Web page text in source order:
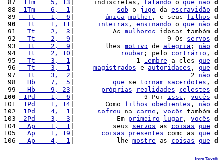
87
1Tm    5, 13 |     indiscretas, falando o que não
88
1Tm    6,  1 sob o jugo da escravidão
89
  Tt    1,  6
única mulher , e seus filhos
90
  Tt    1, 11
inteiras , ensinando o que não
91
  Tt    2,  3
|          As mulheres idosas também
92
  Tt    2,  9
|                        9 Os servos
93
  Tt    2,  9
|        lhes motivo de alegria ; não
94
  Tt    2, 10
roubar ; pelo contrário ,
95
  Tt    3,  1
|                1 Lembre a eles que
96
  Tt    3,  1
magistrados e autoridades , que
97
  Tt    3,  2
|                              2 não
98
  Hb    7,  5
que se tornam sacerdotes ,
99
  Hb    9, 23
próprias realidades celestes
100
1Pd    1,  6 |                  6 Por isso , vocês
101
1Pd    1, 14 |        Como filhos obedientes , não
102
1Pd    4,  1 sofreu na carne , vocês também
103
2Pd    3,  3 |           Em primeiro lugar , vocês
104
  Ap    1,  1
|          seus servos as coisas que
105
  Ap    1, 19
coisas presentes como as que
106
  Ap    4,  1
|           lhe mostre as coisas que
IntraText®